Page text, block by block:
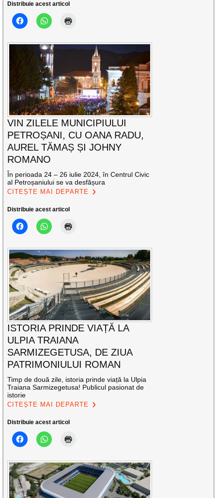
Distribuie acest articol
VIN ZILELE MUNICIPIULUI
PETROȘANI, CU OANA RADU,
AUREL TĂMAȘ ȘI JOHNY
ROMANO
În perioada 24 – 26 iulie 2024, în Centrul Civic
al Petroșaniului se va desfășura
CITEȘTE MAI DEPARTE
Distribuie acest articol
ISTORIA PRINDE VIAȚĂ LA
ULPIA TRAIANA
SARMIZEGETUSA, DE ZIUA
PATRIMONIULUI ROMAN
Timp de două zile, istoria prinde viață la Ulpia
Traiana Sarmizegetusa! Publicul pasionat de
istorie
CITEȘTE MAI DEPARTE
Distribuie acest articol